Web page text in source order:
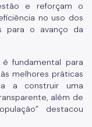
e reforçam o
no uso dos
para o avanço da
fundamental para
melhores práticas
a construir uma
além de
destacou